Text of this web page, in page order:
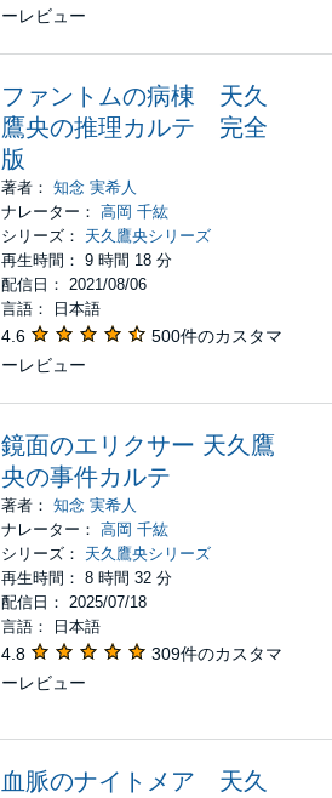
ーレビュー
ファントムの病棟 天久
鷹央の推理カルテ 完全
版
著者：知念 実希人
ナレーター：高岡 千紘
シリーズ： 天久鷹央シリーズ
再生時間： 9 時間 18 分
配信日： 2021/08/06
言語： 日本語
4.6
500件のカスタマ
ーレビュー
鏡面のエリクサー 天久鷹
央の事件カルテ
著者：知念 実希人
ナレーター：高岡 千紘
シリーズ： 天久鷹央シリーズ
再生時間： 8 時間 32 分
配信日： 2025/07/18
言語： 日本語
4.8
309件のカスタマ
ーレビュー
血脈のナイトメア 天久